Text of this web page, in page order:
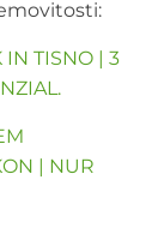
IN TISNO | 3
| NUR